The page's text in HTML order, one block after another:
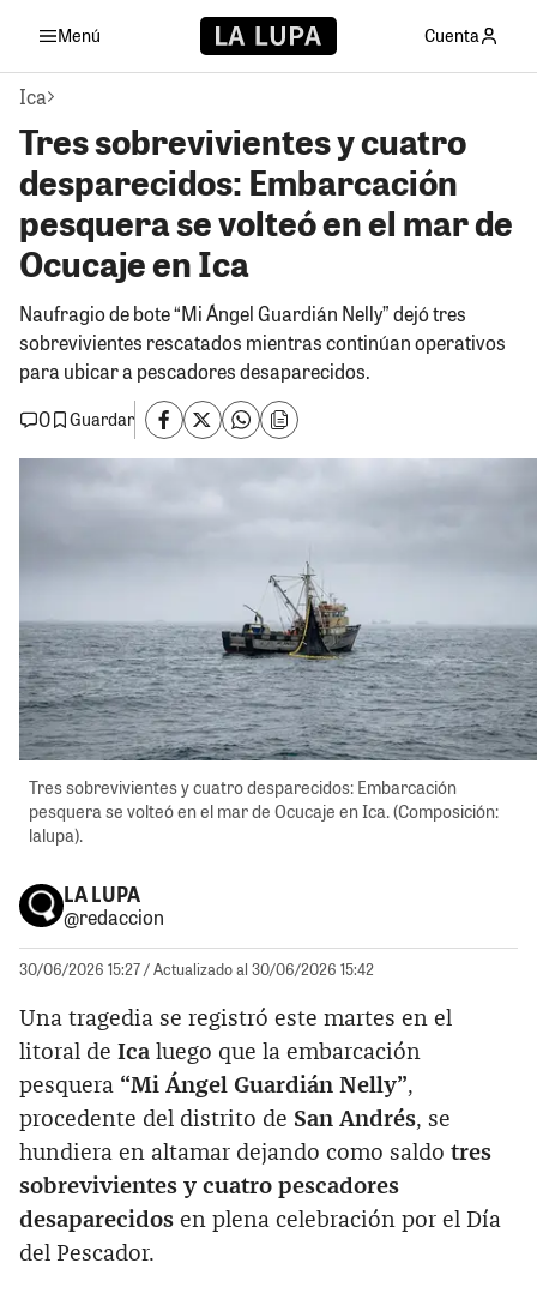
Menú Cuenta
Ica
Tres sobrevivientes y cuatro
desparecidos: Embarcación
pesquera se volteó en el mar de
Ocucaje en Ica
Naufragio de bote “Mi Ángel Guardián Nelly” dejó tres
sobrevivientes rescatados mientras continúan operativos
para ubicar a pescadores desaparecidos.
0
Guardar
Tres sobrevivientes y cuatro desparecidos: Embarcación
pesquera se volteó en el mar de Ocucaje en Ica. (Composición:
lalupa).
LA LUPA
@redaccion
30/06/2026 15:27/ Actualizado al 30/06/2026 15:42
Una tragedia se registró este martes en el
litoral de Ica luego que la embarcación
pesquera “Mi Ángel Guardián Nelly”,
procedente del distrito de San Andrés, se
hundiera en altamar dejando como saldo tres
sobrevivientes y cuatro pescadores
desaparecidos en plena celebración por el Día
del Pescador.